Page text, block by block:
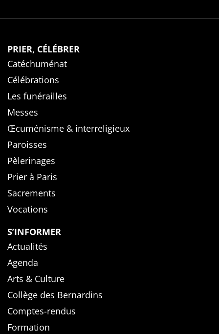
PRIER, CÉLÉBRER
Catéchuménat
Célébrations
Les funérailles
Messes
Œcuménisme & interreligieux
Paroisses
Pèlerinages
Prier à Paris
Sacrements
Vocations
S’INFORMER
Actualités
Agenda
Arts & Culture
Collège des Bernardins
Comptes-rendus
Formation